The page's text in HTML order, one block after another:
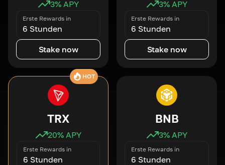
3% APY
Erste Rewards in
6 Stunden
Stake now
3% APY
Erste Rewards in
6 Stunden
Stake now
HOT
TRX
20% APY
Erste Rewards in
6 Stunden
BNB
3% APY
Erste Rewards in
6 Stunden